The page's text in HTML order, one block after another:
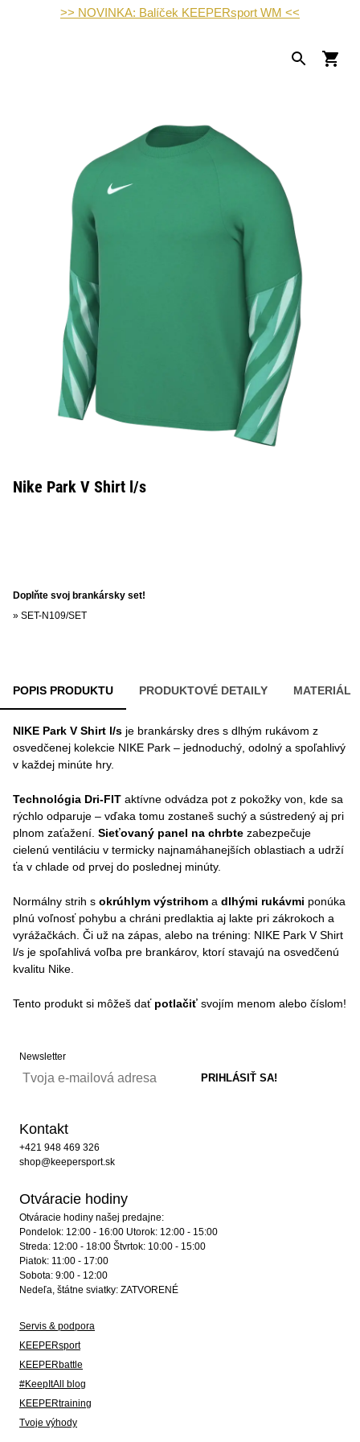
>> NOVINKA: Balíček KEEPERsport WM <<
Nike Park V Shirt l/s
Doplňte svoj brankársky set!
» SET-N109/SET
POPIS PRODUKTU PRODUKTOVÉ DETAILY MATERIÁL
NIKE Park V Shirt l/s je brankársky dres s dlhým rukávom z
osvedčenej kolekcie NIKE Park – jednoduchý, odolný a spoľahlivý
v každej minúte hry.
Technológia Dri-FIT aktívne odvádza pot z pokožky von, kde sa
rýchlo odparuje – vďaka tomu zostaneš suchý a sústredený aj pri
plnom zaťažení. Sieťovaný panel na chrbte zabezpečuje
cielenú ventiláciu v termicky najnamáhanejších oblastiach a udrží
ťa v chlade od prvej do poslednej minúty.
Normálny strih s okrúhlym výstrihom a dlhými rukávmi ponúka
plnú voľnosť pohybu a chráni predlaktia aj lakte pri zákrokoch a
vyrážačkách. Či už na zápas, alebo na tréning: NIKE Park V Shirt
l/s je spoľahlivá voľba pre brankárov, ktorí stavajú na osvedčenú
kvalitu Nike.
Tento produkt si môžeš dať potlačiť svojím menom alebo číslom!
Newsletter
Kontakt
+421 948 469 326
shop@keepersport.sk
Otváracie hodiny
Otváracie hodiny našej predajne:
Pondelok: 12:00 - 16:00 Utorok: 12:00 - 15:00
Streda: 12:00 - 18:00 Štvrtok: 10:00 - 15:00
Piatok: 11:00 - 17:00
Sobota: 9:00 - 12:00
Nedeľa, štátne sviatky: ZATVORENÉ
Servis & podpora
KEEPERsport
KEEPERbattle
#KeepItAll blog
KEEPERtraining
Tvoje výhody